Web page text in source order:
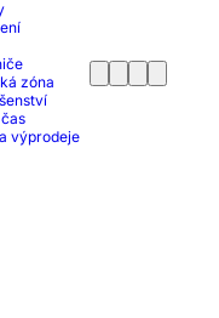
zóna
výprodeje